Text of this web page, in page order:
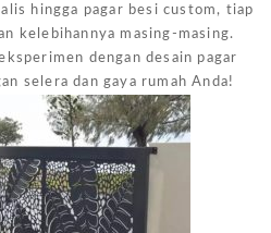
hingga pagar besi custom, tiap
kelebihannya masing-masing.
dengan desain pagar
selera dan gaya rumah Anda!